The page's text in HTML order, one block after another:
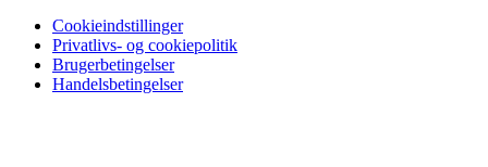
Cookieindstillinger
Privatlivs- og cookiepolitik
Brugerbetingelser
Handelsbetingelser